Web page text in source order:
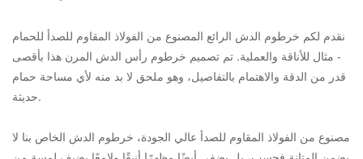
نقدم لكم خرطوم الدش الرائع المصنوع من الفولاذ المقاوم للصدأ للحمام
- مثال للأناقة والعملية. تم تصميم خرطوم رأس الدش المرن هذا بأقصى
قدر من الدقة والاهتمام بالتفاصيل، وهو ملحق لا بد منه لأي مساحة حمام
حديثة.
مصنوع من الفولاذ المقاوم للصدأ عالي الجودة، خرطوم الدش الخاص بنا لا